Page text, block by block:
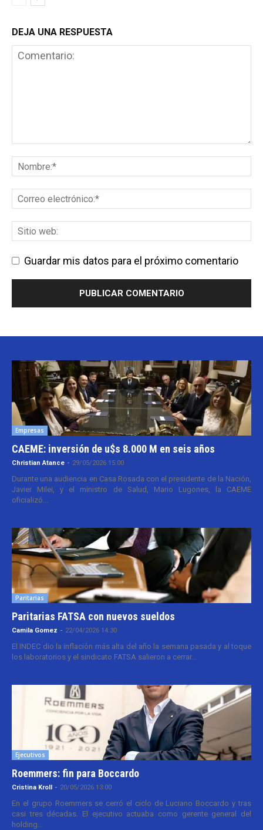
DEJA UNA RESPUESTA
Guardar mis datos para el próximo comentario
Empresas
CAEME: inversión de u$s 8.000 M en seis años
Christian Atance - 29/05/2026 15:00
Durante una audiencia en Casa Rosada con el presidente de la Nación,
Javier Milei, y el ministro de Salud, Mario Lugones, la CAEME
oficializó...
Paritarias
Paritarias FATSA con nuevos sueldos
Camila Gomez - 22/04/2026 14:30
El INDEC dio la inflación más alta del año la semana pasada y al toque
los laboratorios y el sindicato FATSA salieron a cerrar...
Ejecutivos
Roemmers: fin para Boccardo
Cristina Kroll - 20/05/2026 13:00
En el grupo Roemmers se cerró el ciclo de Luciano Boccardo y tras
casi tres décadas. El ejecutivo actuaba como gerente general del
holding...